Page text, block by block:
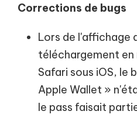
Corrections de bugs
Lors de l'affichage
téléchargement en
Safari sous iOS, le
Apple Wallet »
le pass faisait